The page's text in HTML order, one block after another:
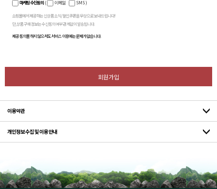
마케팅 수신동의 ( 이메일 SMS)
쇼핑몰에서 제공하는 신상품 소식/ 할인쿠폰을 무상으로 보내드립니다!
단, 상품 구매 정보는 수신동의 여부 관계없이 발송됩니다.
제공 동의를 하지 않으셔도 서비스 이용에는 문제가 없습니다.
회원가입
이용약관
개인정보 수집 및 이용 안내